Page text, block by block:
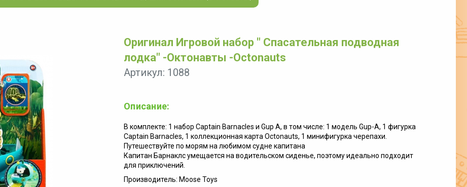
Оригинал Игровой набор " Спасательная подводная
лодка" -Октонавты -Octonauts
Артикул: 1088
Описание:
В комплекте: 1 набор Captain Barnacles и Gup A, в том числе: 1 модель Gup-A, 1 фигурка
Captain Barnacles, 1 коллекционная карта Octonauts, 1 минифигурка черепахи.
Путешествуйте по морям на любимом судне капитана
Капитан Барнаклс умещается на водительском сиденье, поэтому идеально подходит
для приключений.
Производитель: Moose Toys